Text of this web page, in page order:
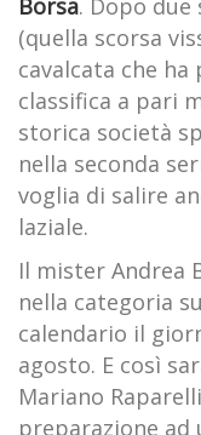
(quella scorsa
cavalcata che
classifica a pari
storica società
nella seconda
voglia di salire
laziale.
Il mister Andrea
nella categoria
calendario il
agosto. E così
Mariano
preparazione ad